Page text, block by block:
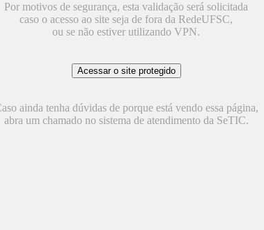
Por motivos de segurança, esta validação será solicitada
caso o acesso ao site seja de fora da RedeUFSC,
ou se não estiver utilizando VPN.
ainda tenha dúvidas de porque está vendo essa página,
abra um chamado no sistema de atendimento da SeTIC.